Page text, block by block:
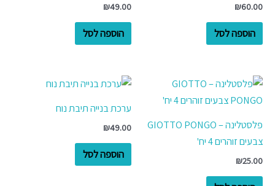
₪60.00
הוספה לסל
₪49.00
הוספה לסל
פלסטלינה – GIOTTO PONGO
צבעים זוהרים 4 יח'
₪25.00
ערכת בנייה תיבת נוח
₪49.00
הוספה לסל